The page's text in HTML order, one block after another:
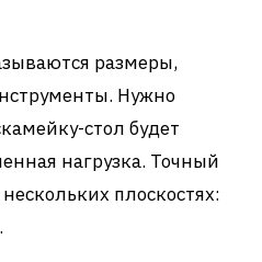
размеры,
Нужно
стол будет
нагрузка. Точный
плоскостях: